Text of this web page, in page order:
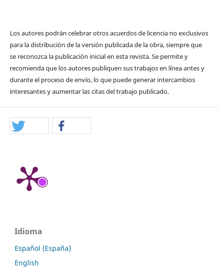
Los autores podrán celebrar otros acuerdos de licencia no exclusivos
para la distribución de la versión publicada de la obra, siempre que
se reconozca la publicación inicial en esta revista. Se permite y
recomienda que los autores publiquen sus trabajos en línea antes y
durante el proceso de envío, lo que puede generar intercambios
interesantes y aumentar las citas del trabajo publicado.
Idioma
Español (España)
English